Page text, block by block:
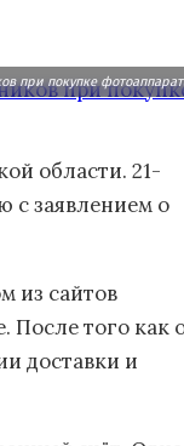
при покупке
области. 21-
с заявлением о
из сайтов
После того как
доставки и